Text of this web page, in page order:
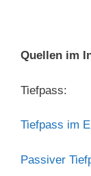
Quellen im
Tiefpass:
Tiefpass im
Passiver